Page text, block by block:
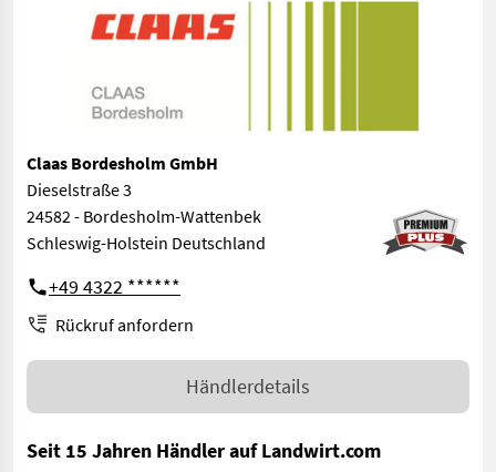
Claas Bordesholm GmbH
Dieselstraße 3
24582 - Bordesholm-Wattenbek
Schleswig-Holstein Deutschland
+49 4322 ******
Rückruf anfordern
Händlerdetails
Seit 15 Jahren Händler auf Landwirt.com